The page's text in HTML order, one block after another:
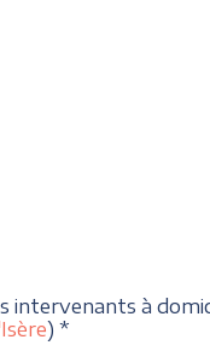
à
) *